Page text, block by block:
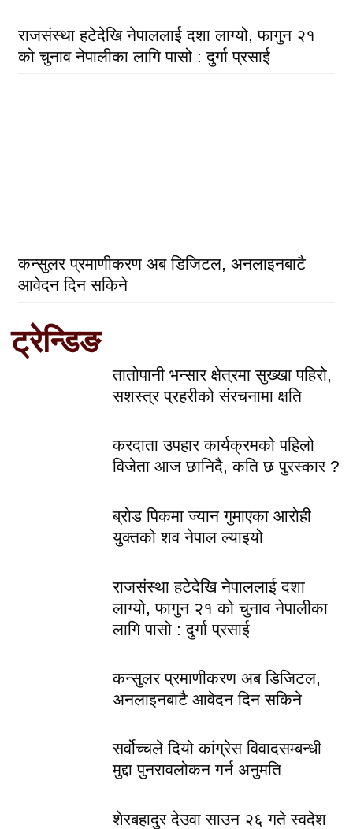
राजसंस्था हटेदेखि नेपाललाई दशा लाग्यो, फागुन २१
को चुनाव नेपालीका लागि पासो : दुर्गा प्रसाई
कन्सुलर प्रमाणीकरण अब डिजिटल, अनलाइनबाटै
आवेदन दिन सकिने
ट्रेन्डिङ
तातोपानी भन्सार क्षेत्रमा सुख्खा पहिरो,
सशस्त्र प्रहरीको संरचनामा क्षति
करदाता उपहार कार्यक्रमको पहिलो
विजेता आज छानिदै, कति छ पुरस्कार ?
ब्रोड पिकमा ज्यान गुमाएका आरोही
युक्तको शव नेपाल ल्याइयो
राजसंस्था हटेदेखि नेपाललाई दशा
लाग्यो, फागुन २१ को चुनाव नेपालीका
लागि पासो : दुर्गा प्रसाई
कन्सुलर प्रमाणीकरण अब डिजिटल,
अनलाइनबाटै आवेदन दिन सकिने
सर्वोच्चले दियो कांग्रेस विवादसम्बन्धी
मुद्दा पुनरावलोकन गर्न अनुमति
शेरबहादुर देउवा साउन २६ गते स्वदेश